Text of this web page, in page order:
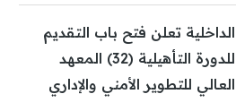
الداخلية تعلن فتح باب التقديم
للدورة التأهيلية (32) المعهد
العالي للتطوير الأمني والإداري